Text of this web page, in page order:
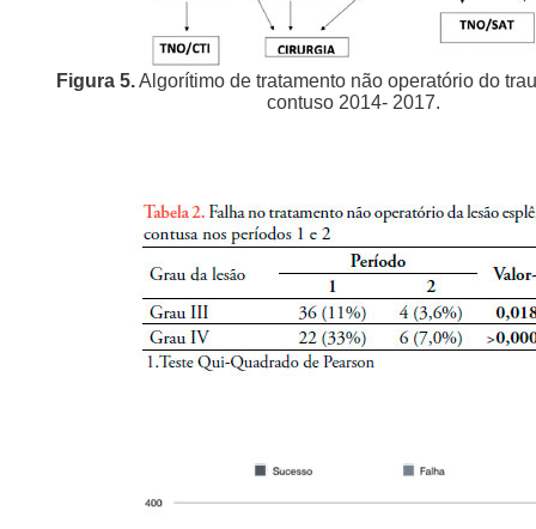
Figura 5.Algorítimo de tratamento não operatório do
contuso 2014- 2017.